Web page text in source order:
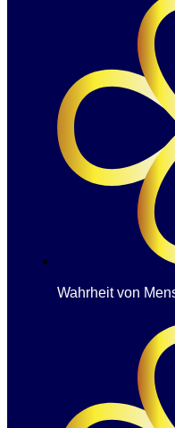
Wahrheit von